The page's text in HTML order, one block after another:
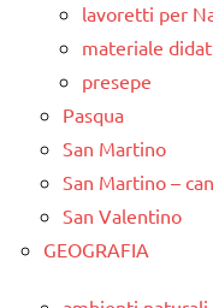
lavoretti per
materiale
presepe
Pasqua
San Martino
San Martino –
San Valentino
GEOGRAFIA